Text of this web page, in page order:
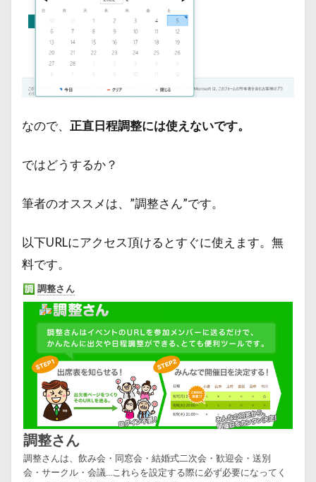
なので、 正直日程調整には使えないです。
ではどうするか？
筆者のオススメは、”調整さん”です。
以下URLにアクセス頂けるとすぐに使えます。無
料です。